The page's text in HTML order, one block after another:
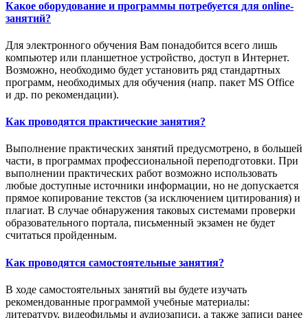
Какое оборудование и программы потребуется для online-
занятий?
Для электронного обучения Вам понадобится всего лишь
компьютер или планшетное устройство, доступ в Интернет.
Возможно, необходимо будет установить ряд стандартных
программ, необходимых для обучения (напр. пакет MS Office
и др. по рекомендации).
Как проводятся практические занятия?
Выполнение практических занятий предусмотрено, в большей
части, в программах профессиональной переподготовки. При
выполнении практических работ возможно использовать
любые доступные источники информации, но не допускается
прямое копирование текстов (за исключением цитирования) и
плагиат. В случае обнаружения таковых системами проверки
образовательного портала, письменный экзамен не будет
считаться пройденным.
Как проводятся самостоятельные занятия?
В ходе самостоятельных занятий вы будете изучать
рекомендованные программой учебные материалы:
литературу, видеофильмы и аудиозаписи, а также записи ранее